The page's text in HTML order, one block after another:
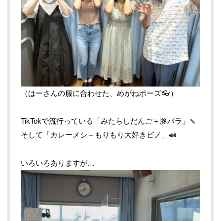
（はーさんの服に合わせた、めがねポーズ👓）
TikTokで流行っている「みたらしだんご＋豚バラ」🍡
そして「カレーメシ＋もりもり大好きピノ」🍛
いろいろありますが…